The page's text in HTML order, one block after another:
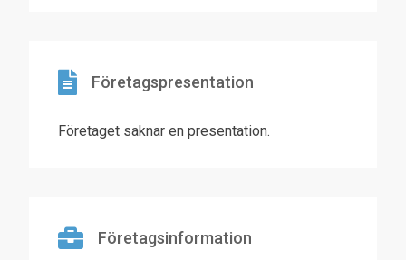
Företagspresentation
Företaget saknar en presentation.
Företagsinformation